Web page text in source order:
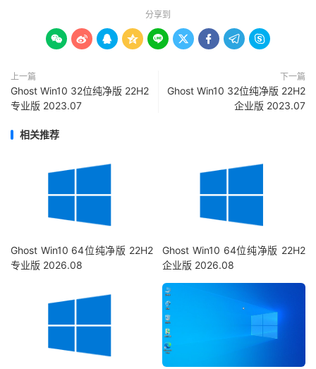
分享到
        
上一篇
Ghost Win10 32位纯净版 22H2
专业版 2023.07
下一篇
Ghost Win10 32位纯净版 22H2
企业版 2023.07
相关推荐
Ghost Win10 64位纯净版 22H2
专业版 2026.08
Ghost Win10 64位纯净版 22H2
企业版 2026.08